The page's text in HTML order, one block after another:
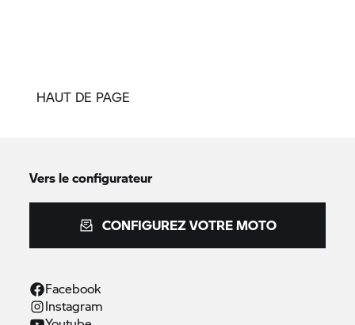
HAUT DE PAGE
Vers le configurateur
CONFIGUREZ VOTRE MOTO
Facebook
Instagram